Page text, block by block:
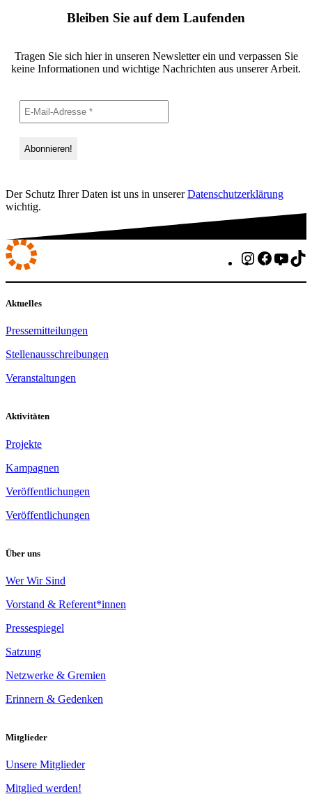
Bleiben Sie auf dem Laufenden
Tragen Sie sich hier in unseren Newsletter ein und verpassen Sie
keine Informationen und wichtige Nachrichten aus unserer Arbeit.
Der Schutz Ihrer Daten ist uns in unsererDatenschutzerklärung
wichtig.
Instagram
Aktuelles
Pressemitteilungen
Stellenausschreibungen
Veranstaltungen
Aktivitäten
Projekte
Kampagnen
Veröffentlichungen
Veröffentlichungen
Über uns
Wer Wir Sind
Vorstand & Referent*innen
Pressespiegel
Satzung
Netzwerke & Gremien
Erinnern & Gedenken
Mitglieder
Unsere Mitglieder
Mitglied werden!